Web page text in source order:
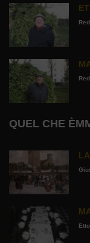
QUEL CHE